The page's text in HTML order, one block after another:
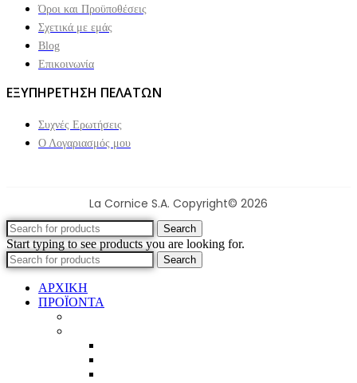
Όροι και Προϋποθέσεις
Σχετικά με εμάς
Blog
Επικοινωνία
ΕΞΥΠΗΡΕΤΗΣΗ ΠΕΛΑΤΩΝ
Συχνές Ερωτήσεις
Ο Λογαριασμός μου
La Cornice S.A. Copyright© 2026
Search
Start typing to see products you are looking for.
Search
ΑΡΧΙΚΗ
ΠΡΟΪΟΝΤΑ